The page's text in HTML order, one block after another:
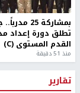
بمشاركة 25
تطلق دورة إعداد
القدم المستوى (C)
منذ 51 دقيقة
تقارير